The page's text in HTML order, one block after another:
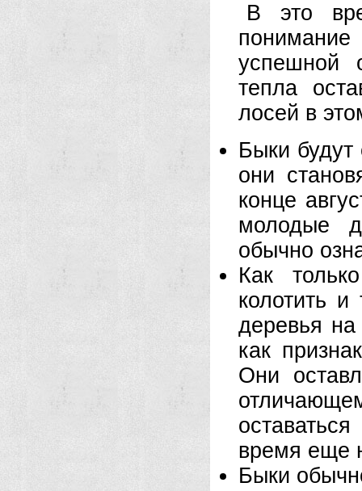
В это
понимание
успешной
тепла
лосей в
Быки будут
они
конце
молодые
обычно
Как
колотить
деревья на
как
Они
время еще
Быки